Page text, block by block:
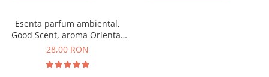
Esenta parfum ambiental,
Good Scent, aroma Oriental
Amber, 20 g
28,00 RON